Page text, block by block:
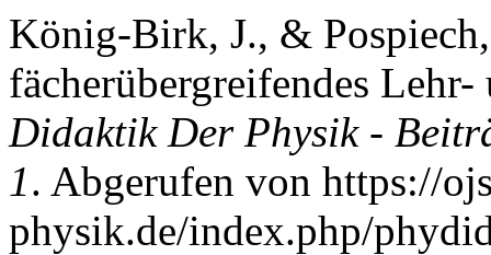
König-Birk, J., &
fächerübergreifendes
Didaktik Der Physik -
1. Abgerufen von https://
physik.de/index.php/